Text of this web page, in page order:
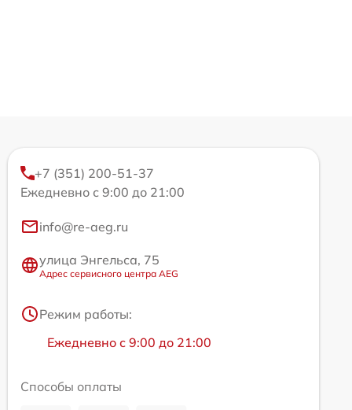
+7 (351) 200-51-37
Ежедневно с 9:00 до 21:00
info@re-aeg.ru
улица Энгельса, 75
Адрес сервисного центра AEG
Режим работы:
Ежедневно с 9:00 до 21:00
Способы оплаты